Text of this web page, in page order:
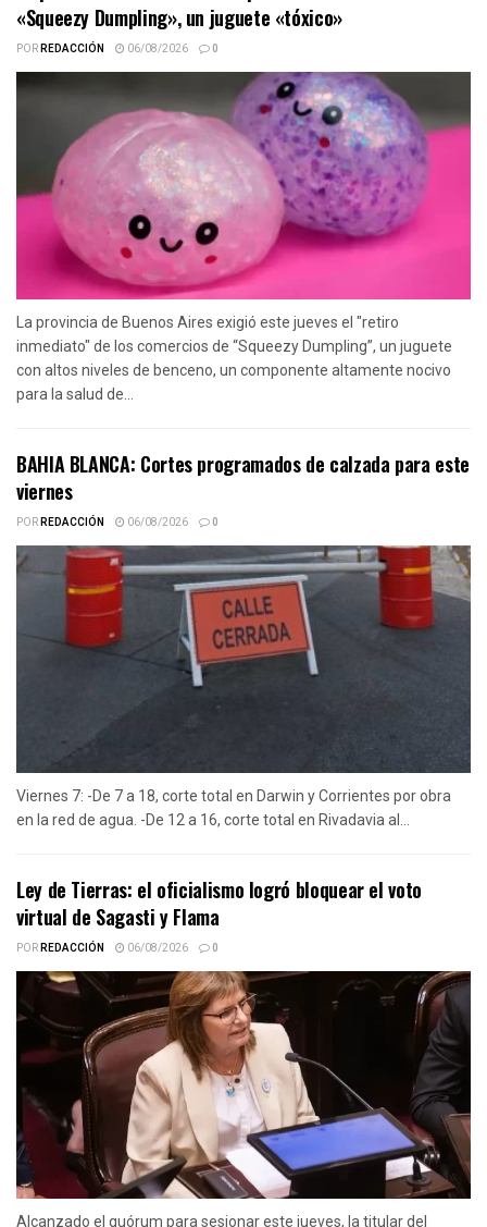
«Squeezy Dumpling», un juguete «tóxico»
PORREDACCIÓN 06/08/2026 0
La provincia de Buenos Aires exigió este jueves el "retiro
inmediato" de los comercios de “Squeezy Dumpling”, un juguete
con altos niveles de benceno, un componente altamente nocivo
para la salud de...
BAHIA BLANCA: Cortes programados de calzada para este
viernes
PORREDACCIÓN 06/08/2026 0
Viernes 7: -De 7 a 18, corte total en Darwin y Corrientes por obra
en la red de agua. -De 12 a 16, corte total en Rivadavia al...
Ley de Tierras: el oficialismo logró bloquear el voto
virtual de Sagasti y Flama
PORREDACCIÓN 06/08/2026 0
Alcanzado el quórum para sesionar este jueves, la titular del